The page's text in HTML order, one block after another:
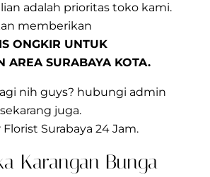
adalah prioritas toko kami.
memberikan
ONGKIR UNTUK
AREA SURABAYA KOTA.
nih guys? hubungi admin
juga.
Surabaya 24 Jam.
Karangan Bunga